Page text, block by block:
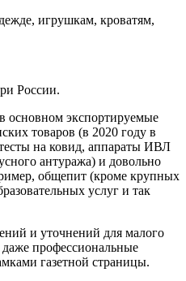
игрушкам, кроватям,
России.
экспортируемые
товаров (в 2020 году в
на ковид, аппараты ИВЛ
антуража) и довольно
общепит (кроме крупных
услуг и так
и уточнений для малого
профессиональные
газетной страницы.